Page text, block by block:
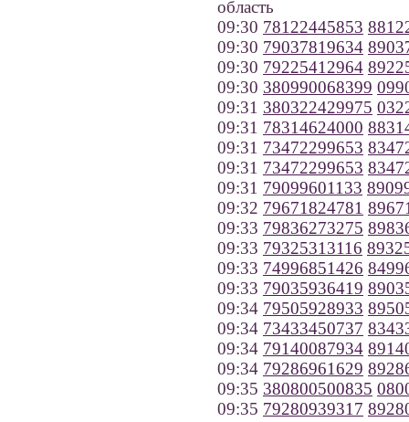
область
09:30 78122445853
09:30 79037819634
09:30 79225412964
09:30 380990068399
09:31 380322429975
09:31 78314624000
09:31 73472299653
09:31 73472299653
09:31 79099601133
09:32 79671824781
09:33 79836273275
09:33 79325313116
09:33 74996851426
09:33 79035936419
09:34 79505928933
09:34 73433450737
09:34 79140087934
09:34 79286961629
09:35 380800500835
09:35 79280939317